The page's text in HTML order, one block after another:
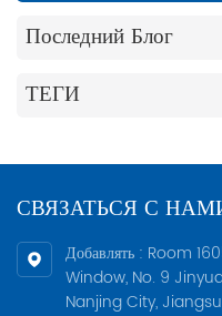
Последний Блог
ТЕГИ
СВЯЗАТЬСЯ С
Добавлять : Room
Window, No. 9
Nanjing City,